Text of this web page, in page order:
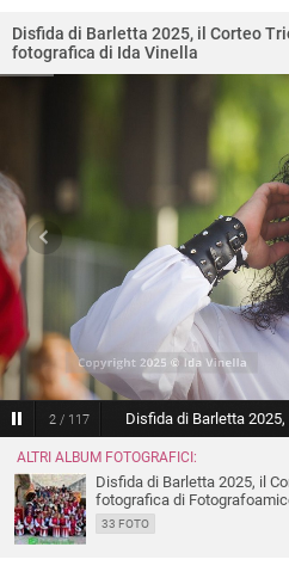
Disfida di Barletta 2025, il Corteo
fotografica di Ida Vinella
2 / 117
Disfida di Barletta
fotografica di Ida Vinella
ALTRI ALBUM FOTOGRAFICI:
Disfida di Barletta 2025, il
fotografica di
33 FOTO